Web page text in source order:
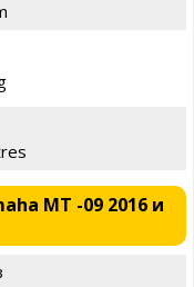
MT -09 2016 и